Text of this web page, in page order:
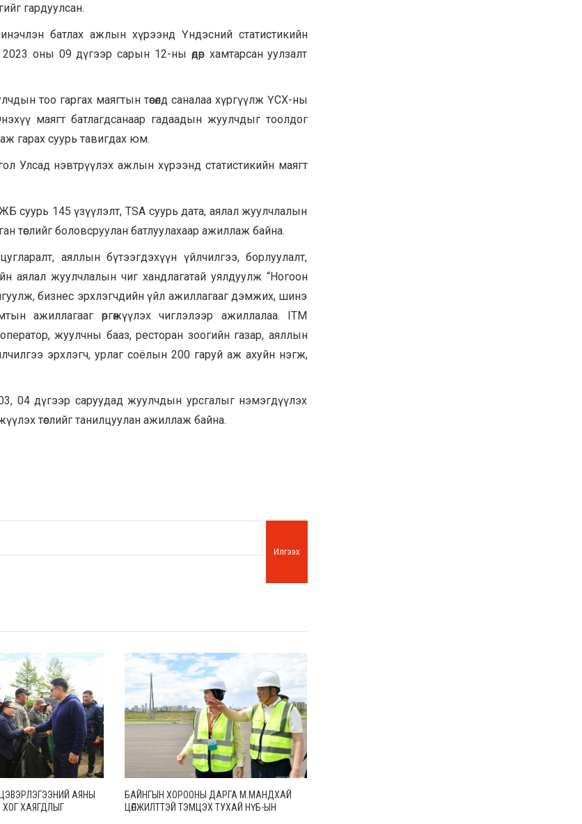
гардуулсан.
батлах ажлын хүрээнд Үндэсний статистикийн
оны 09 дүгээр сарын 12-ны өдөр хамтарсан уулзалт
тоо гаргах маягтын төсөлд саналаа хүргүүлж ҮСХ-ны
маягт батлагдсанаар гадаадын жуулчдыг тоолдог
гарах суурь тавигдах юм.
Улсад нэвтрүүлэх ажлын хүрээнд статистикийн маягт
суурь 145 үзүүлэлт, TSA суурь дата, аялал жуулчлалын
төслийг боловсруулан батлуулахаар ажиллаж байна.
аяллын бүтээгдэхүүн үйлчилгээ, борлуулалт,
аялал жуулчлалын чиг хандлагатай уялдуулж “Ногоон
бизнес эрхлэгчдийн үйл ажиллагааг дэмжих, шинэ
ажиллагааг өргөжүүлэх чиглэлээр ажиллалаа. ITM
жуулчны бааз, ресторан зоогийн газар, аяллын
эрхлэгч, урлаг соёлын 200 гаруй аж ахуйн нэгж,
04 дүгээр саруудад жуулчдын урсгалыг нэмэгдүүлэх
төслийг танилцуулан ажиллаж байна.
Илгээх
ЦЭВЭРЛЭГЭЭНИЙ АЯНЫ
ХОГ ХАЯГДЛЫГ
БАЙНГЫН ХОРООНЫ ДАРГА М.МАНДХАЙ
ЦӨЛЖИЛТТЭЙ ТЭМЦЭХ ТУХАЙ НҮБ-ЫН